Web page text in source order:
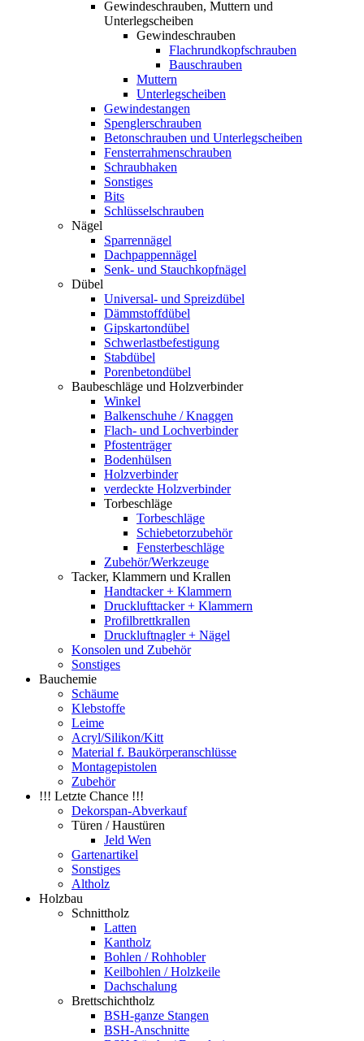
Gewindeschrauben, Muttern und
Unterlegscheiben
Gewindeschrauben
Flachrundkopfschrauben
Bauschrauben
Muttern
Unterlegscheiben
Gewindestangen
Spenglerschrauben
Betonschrauben und Unterlegscheiben
Fensterrahmenschrauben
Schraubhaken
Sonstiges
Bits
Schlüsselschrauben
Nägel
Sparrennägel
Dachpappennägel
Senk- und Stauchkopfnägel
Dübel
Universal- und Spreizdübel
Dämmstoffdübel
Gipskartondübel
Schwerlastbefestigung
Stabdübel
Porenbetondübel
Baubeschläge und Holzverbinder
Winkel
Balkenschuhe / Knaggen
Flach- und Lochverbinder
Pfostenträger
Bodenhülsen
Holzverbinder
verdeckte Holzverbinder
Torbeschläge
Torbeschläge
Schiebetorzubehör
Fensterbeschläge
Zubehör/Werkzeuge
Tacker, Klammern und Krallen
Handtacker + Klammern
Drucklufttacker + Klammern
Profilbrettkrallen
Druckluftnagler + Nägel
Konsolen und Zubehör
Sonstiges
Bauchemie
Schäume
Klebstoffe
Leime
Acryl/Silikon/Kitt
Material f. Baukörperanschlüsse
Montagepistolen
Zubehör
!!! Letzte Chance !!!
Dekorspan-Abverkauf
Türen / Haustüren
Jeld Wen
Gartenartikel
Sonstiges
Altholz
Holzbau
Schnittholz
Latten
Kantholz
Bohlen / Rohhobler
Keilbohlen / Holzkeile
Dachschalung
Brettschichtholz
BSH-ganze Stangen
BSH-Anschnitte